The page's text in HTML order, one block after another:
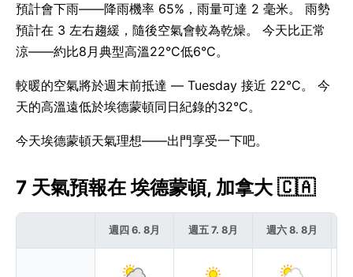
預計會下雨——降雨機率 65%，雨量可達 2 毫米。 雨勢
預計在 3 左右趨緩，隨後空氣會較為乾燥。 今天比正常
涼——約比8月典型高溫22°C低6°C。
較暖的空氣將於週末前抵達 — Tuesday 接近 22°C。 今
天的高溫遠低於埃德蒙頓同日紀錄的32°C。
今天埃德蒙頓天氣理想——出門享受一下吧。
7 天氣預報在 埃德蒙頓, 加拿大 🇨🇦
週四 6. 8月 週五 7. 8月 週六 8. 8月